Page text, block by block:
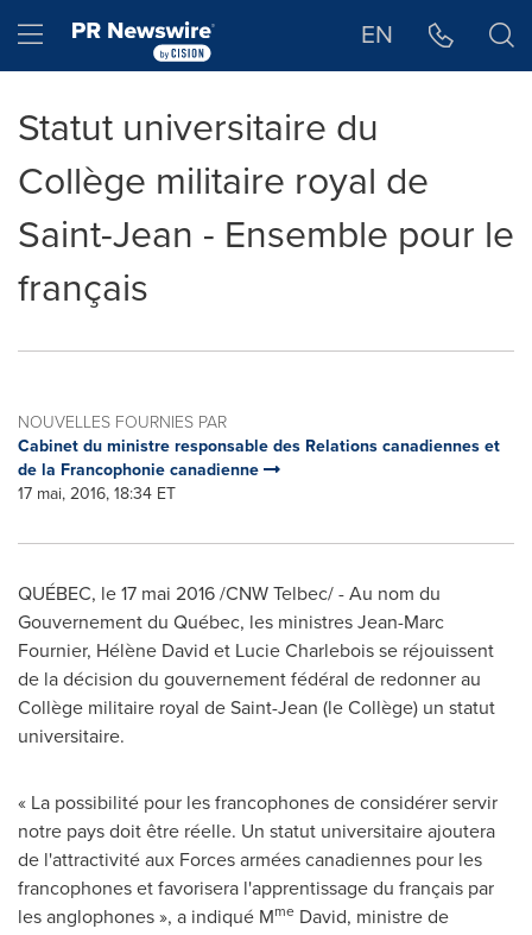
Hamburger menu EN
Statut universitaire du
Collège militaire royal de
Saint-Jean - Ensemble pour le
français
NOUVELLES FOURNIES PAR
Cabinet du ministre responsable des Relations canadiennes et
de la Francophonie canadienne
17 mai, 2016, 18:34 ET
QUÉBEC, le 17 mai 2016 /CNW Telbec/ - Au nom du
Gouvernement du Québec, les ministresJean-Marc
Fournier, Hélène David et Lucie Charleboisse réjouissent
de la décision du gouvernement fédéral de redonner au
Collège militaire royal de Saint-Jean (le Collège) un statut
universitaire.
« La possibilité pour les francophones de considérer servir
notre pays doit être réelle. Un statut universitaire ajoutera
de l'attractivité aux Forces armées canadiennes pour les
francophones et favorisera l'apprentissage du français par
les anglophones », a indiqué Mme David, ministre de